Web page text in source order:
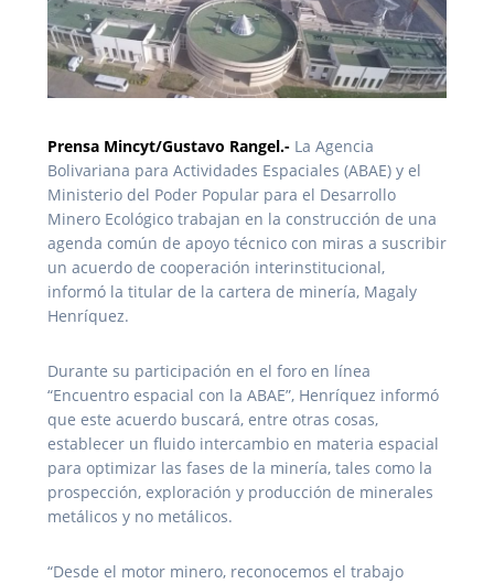
Prensa Mincyt/Gustavo Rangel.- La Agencia
Bolivariana para Actividades Espaciales (ABAE) y el
Ministerio del Poder Popular para el Desarrollo
Minero Ecológico trabajan en la construcción de una
agenda común de apoyo técnico con miras a suscribir
un acuerdo de cooperación interinstitucional,
informó la titular de la cartera de minería, Magaly
Henríquez.
Durante su participación en el foro en línea
“Encuentro espacial con la ABAE”, Henríquez informó
que este acuerdo buscará, entre otras cosas,
establecer un fluido intercambio en materia espacial
para optimizar las fases de la minería, tales como la
prospección, exploración y producción de minerales
metálicos y no metálicos.
“Desde el motor minero, reconocemos el trabajo